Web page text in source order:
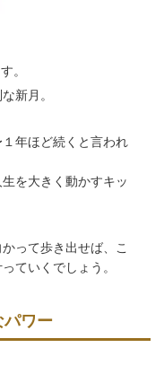
。
新月。
年ほど続くと言われ
を大きく動かすキッ
って歩き出せば、こ
ていくでしょう。
パワー